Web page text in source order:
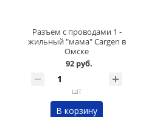
Разъем с проводами 1 -
жильный "мама" Cargen в
Омске
92 руб.
шт
В корзину